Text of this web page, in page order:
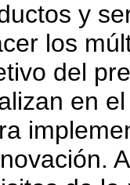
y
los
del
en